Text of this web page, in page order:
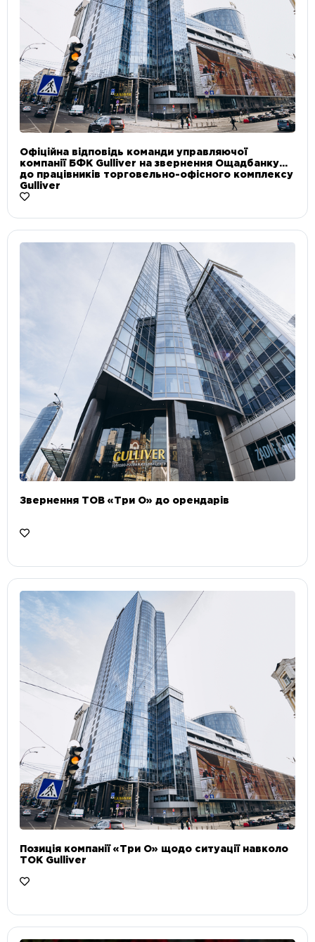
Офіційна відповідь команди управляючої
компанії БФК Gulliver на звернення Ощадбанку
до працівників торговельно-офісного комплексу
Gulliver
Звернення ТОВ «Три О» до орендарів
Позиція компанії «Три О» щодо ситуації навколо
ТОК Gulliver